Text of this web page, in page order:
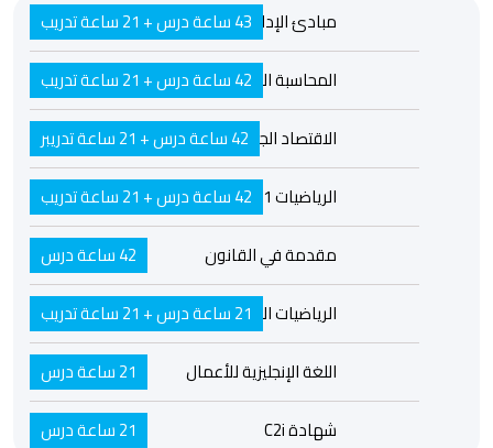
مبادئ الإدارة 143 ساعة درس + 21 ساعة تدريب
المحاسبة المالية 1
42 ساعة درس + 21 ساعة تدريب
الاقتصاد الجزئي
42 ساعة درس + 21 ساعة تدريبر
الرياضيات 1
42 ساعة درس + 21 ساعة تدريب
مقدمة في القانون
42 ساعة درس
الرياضيات المالية
21 ساعة درس + 21 ساعة تدريب
اللغة الإنجليزية للأعمال
21 ساعة درس
شهادة C2i
21 ساعة درس